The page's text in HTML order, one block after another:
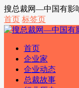
搜总裁网—中国有影
首页 标签页
首页
企业家
企业动态
总裁故事